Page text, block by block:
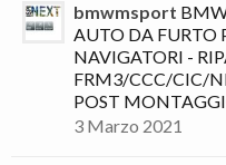
bmwmsport
AUTO DA FURTO
NAVIGATORI -
FRM3/CCC/CIC/
POST
3 Marzo 2021